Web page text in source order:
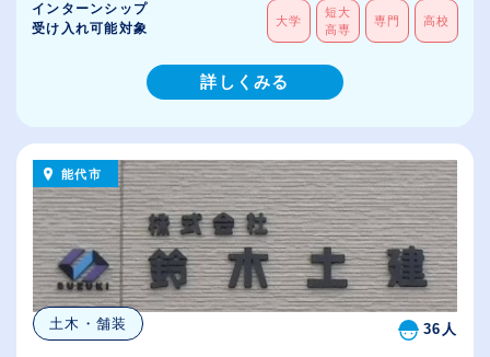
インターンシップ
受け入れ可能対象
大学
短大
高専
専門 高校
詳しくみる
能代市
土木・舗装 36人